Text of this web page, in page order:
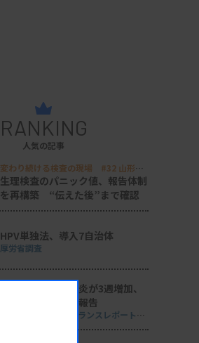
RANKING
人気の記事
変わり続ける検査の現場 #32 山形済
生病院
生理検査のパニック値、報告体制
を再構築 “伝えた後”まで確認
HPV単独法、導入7自治体
厚労省調査
マイコプラズマ肺炎が3週増加、
性感染症の動向も報告
週刊 感染症サーベイランスレポート